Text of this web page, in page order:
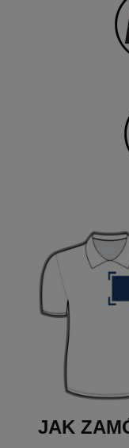
JAK